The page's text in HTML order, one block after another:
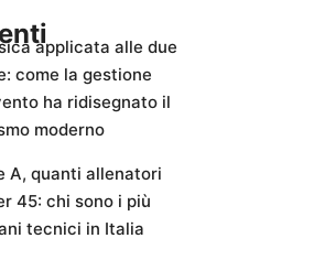
applicata alle due
come la gestione
ha ridisegnato il
moderno
A, quanti allenatori
45: chi sono i più
tecnici in Italia